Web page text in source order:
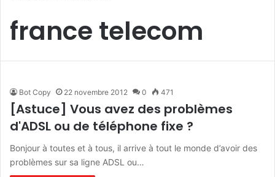
france telecom
Bot Copy 22 novembre 2012 0 471
[Astuce] Vous avez des problèmes
d'ADSL ou de téléphone fixe ?
Bonjour à toutes et à tous, il arrive à tout le monde d’avoir des
problèmes sur sa ligne ADSL ou…